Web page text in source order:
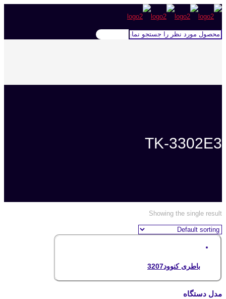
TK-3302E3
Showing the single result
باطری کنوود3207
مدل دستگاه